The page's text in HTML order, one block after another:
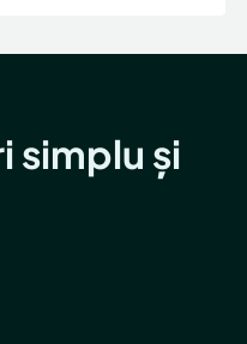
simplu și